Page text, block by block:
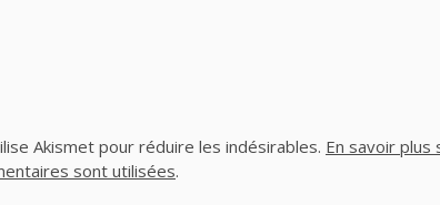
Akismet pour réduire les indésirables. En savoir plus
sont utilisées.